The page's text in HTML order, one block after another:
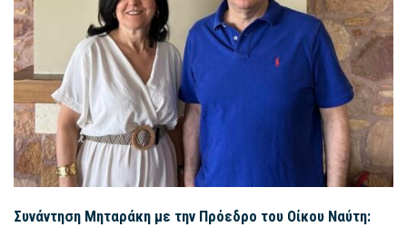
Συνάντηση Μηταράκη με την Πρόεδρο του Οίκου Ναύτη: